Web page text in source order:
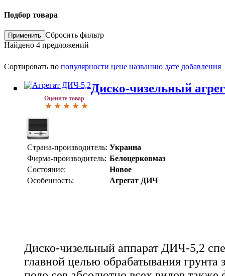
Подбор товара
Сбросить фильтр
Найдено 4 предложений
Сортировать по популярности цене названию дате добавления
Оцените товар
Диско-чизельный
Страна-производитель: Украина
Фирма-производитель: Белоцерковмаз
Состояние:
Новое
Особенность:
Агрегат ДИЧ
Диско-чизельный аппарат ДИЧ-5,2
главной целью обрабатывания грунта